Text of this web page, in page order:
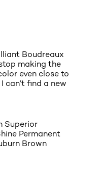
Boudreaux
making the
even close to
can’t find a new
Superior
Permanent
Brown